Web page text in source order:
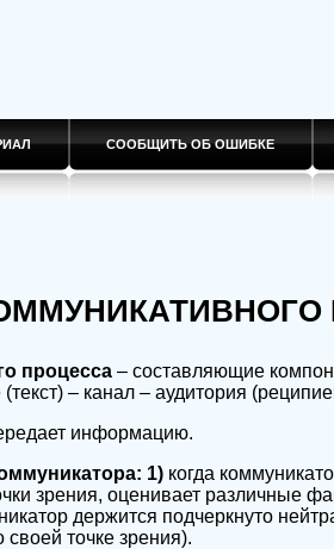
СООБЩИТЬ ОБ ОШИБКЕ
процесса – составляющие
– канал – аудитория
информацию.
1) когда
зрения, оценивает различные
держится подчеркнуто
точке зрения).